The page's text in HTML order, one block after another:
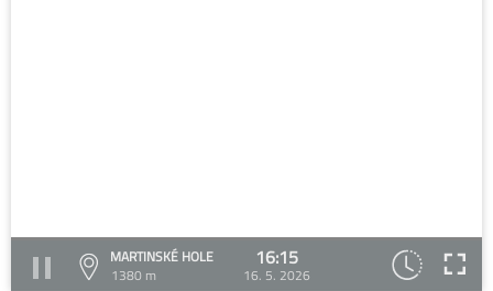
MARTINSKÉ HOLE
1380 m
16:15
16. 5. 2026